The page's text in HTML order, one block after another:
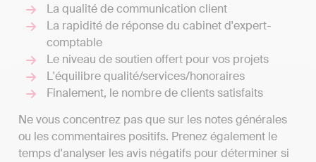
La qualité de communication client
La rapidité de réponse du cabinet d'expert-
comptable
Le niveau de soutien offert pour vos projets
L'équilibre qualité/services/honoraires
Finalement, le nombre de clients satisfaits
Ne vous concentrez pas que sur les notes générales
ou les commentaires positifs. Prenez également le
temps d'analyser les avis négatifs pour déterminer si